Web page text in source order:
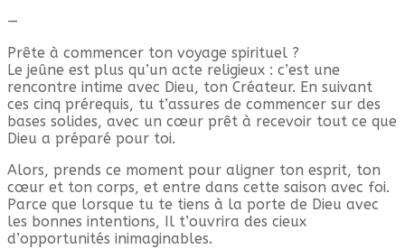
—
Prête à commencer ton voyage spirituel ?
Le jeûne est plus qu’un acte religieux : c’est une
rencontre intime avec Dieu, ton Créateur. En suivant
ces cinq prérequis, tu t’assures de commencer sur des
bases solides, avec un cœur prêt à recevoir tout ce que
Dieu a préparé pour toi.
Alors, prends ce moment pour aligner ton esprit, ton
cœur et ton corps, et entre dans cette saison avec foi.
Parce que lorsque tu te tiens à la porte de Dieu avec
les bonnes intentions, Il t’ouvrira des cieux
d’opportunités inimaginables.